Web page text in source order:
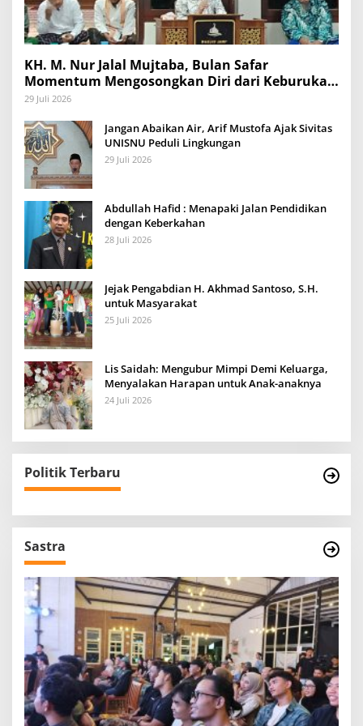
KH. M. Nur Jalal Mujtaba, Bulan Safar
Momentum Mengosongkan Diri dari Keburukan
dan Mengisinya dengan Amal Kebaikan
29 Juli 2026
Jangan Abaikan Air, Arif Mustofa Ajak Sivitas
UNISNU Peduli Lingkungan
29 Juli 2026
Abdullah Hafid : Menapaki Jalan Pendidikan
dengan Keberkahan
28 Juli 2026
Jejak Pengabdian H. Akhmad Santoso, S.H.
untuk Masyarakat
25 Juli 2026
Lis Saidah: Mengubur Mimpi Demi Keluarga,
Menyalakan Harapan untuk Anak-anaknya
24 Juli 2026
Politik Terbaru
Sastra